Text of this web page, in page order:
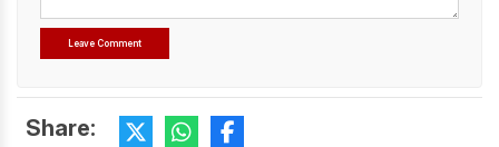
Share: